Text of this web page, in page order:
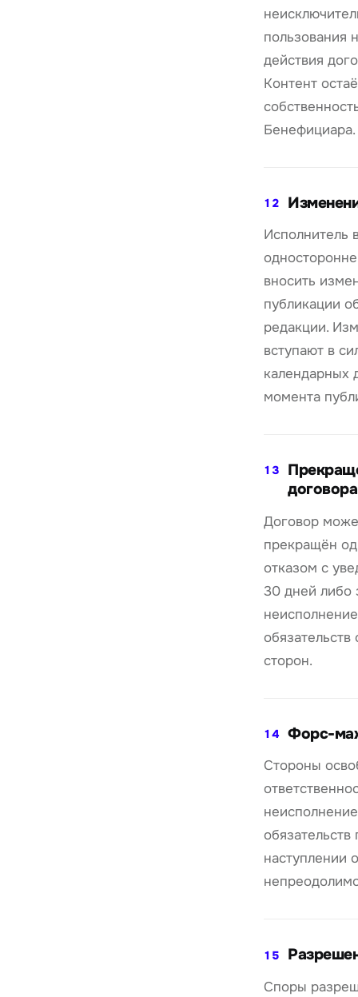
пользования
действия
Контент
Бенефициара.
12
Исполнитель
вносить
публикации
редакции.
вступают в
календарных
момента
13
договора
Договор
прекращён
отказом с
30 дней либо
неисполнение
обязательств
сторон.
14 Форс-
Стороны
неисполнение
обязательств
наступлении
15
Споры